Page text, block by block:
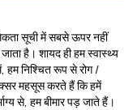
सूची में सबसे ऊपर नहीं
है। शायद ही हम स्वास्थ्य
हम निश्चित रूप से रोग /
महसूस करते हैं कि हमें
से, हम बीमार पड़ जाते हैं।